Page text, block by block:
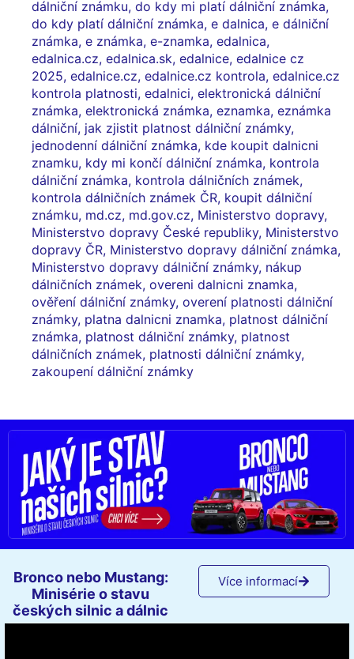
dálniční známku, do kdy mi platí dálniční známka,
do kdy platí dálniční známka, e dalnica, e dálniční
známka, e známka, e-znamka, edalnica,
edalnica.cz, edalnica.sk, edalnice, edalnice cz
2025, edalnice.cz, edalnice.cz kontrola, edalnice.cz
kontrola platnosti, edalnici, elektronická dálniční
známka, elektronická známka, eznamka, eznámka
dálniční, jak zjistit platnost dálniční známky,
jednodenní dálniční známka, kde koupit dalnicni
znamku, kdy mi končí dálniční známka, kontrola
dálniční známka, kontrola dálničních známek,
kontrola dálničních známek ČR, koupit dálniční
známku, md.cz, md.gov.cz, Ministerstvo dopravy,
Ministerstvo dopravy České republiky, Ministerstvo
dopravy ČR, Ministerstvo dopravy dálniční známka,
Ministerstvo dopravy dálniční známky, nákup
dálničních známek, overeni dalnicni znamka,
ověření dálniční známky, overení platnosti dálniční
známky, platna dalnicni znamka, platnost dálniční
známka, platnost dálniční známky, platnost
dálničních známek, platnosti dálniční známky,
zakoupení dálniční známky
Bronco nebo Mustang:
Minisérie o stavu
českých silnic a dálnic
Více informací